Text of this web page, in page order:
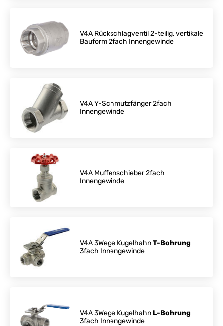
V4A Rückschlagventil 2-teilig, vertikale
Bauform 2fach Innengewinde
V4A Y-Schmutzfänger 2fach
Innengewinde
V4A Muffenschieber 2fach
Innengewinde
V4A 3Wege KugelhahnT-Bohrung
3fach Innengewinde
V4A 3Wege Kugelhahn L-Bohrung
3fach Innengewinde